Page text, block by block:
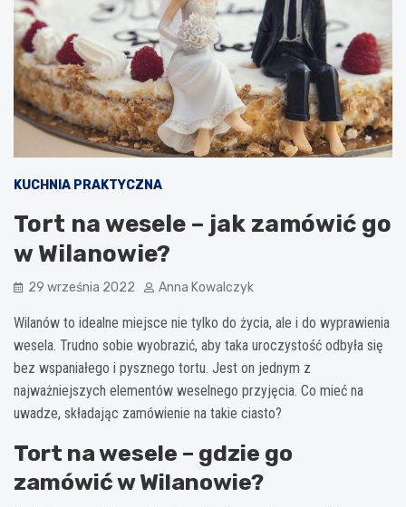
KUCHNIA PRAKTYCZNA
Tort na wesele – jak zamówić go
w Wilanowie?
29 września 2022 Anna Kowalczyk
Wilanów to idealne miejsce nie tylko do życia, ale i do wyprawienia
wesela. Trudno sobie wyobrazić, aby taka uroczystość odbyła się
bez wspaniałego i pysznego tortu. Jest on jednym z
najważniejszych elementów weselnego przyjęcia. Co mieć na
uwadze, składając zamówienie na takie ciasto?
Tort na wesele – gdzie go
zamówić w Wilanowie?